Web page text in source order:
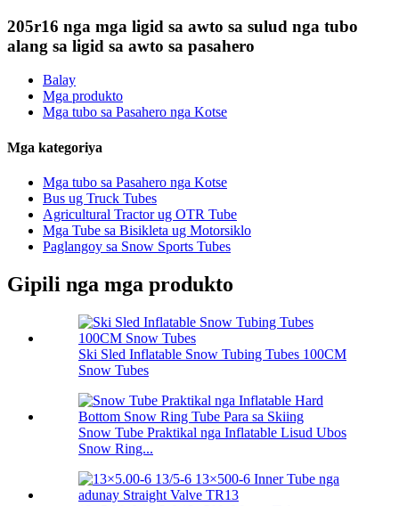
205r16 nga mga ligid sa awto sa sulud nga tubo
alang sa ligid sa awto sa pasahero
Balay
Mga produkto
Mga tubo sa Pasahero nga Kotse
Mga kategoriya
Mga tubo sa Pasahero nga Kotse
Bus ug Truck Tubes
Agricultural Tractor ug OTR Tube
Mga Tube sa Bisikleta ug Motorsiklo
Paglangoy sa Snow Sports Tubes
Gipili nga mga produkto
Ski Sled Inflatable Snow Tubing Tubes 100CM
Snow Tubes
Snow Tube Praktikal nga Inflatable Lisud Ubos
Snow Ring...